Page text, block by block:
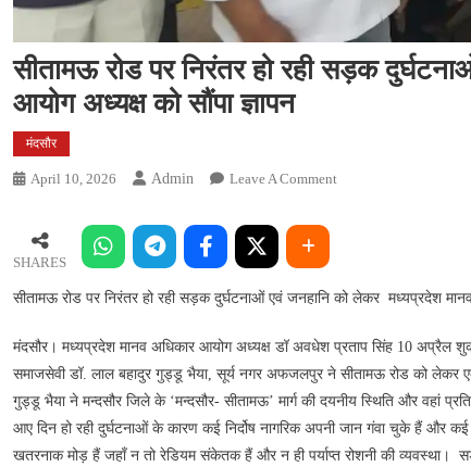
सीतामऊ रोड पर निरंतर हो रही सड़क
आयोग अध्यक्ष को सौंपा ज्ञापन
मंदसौर
April 10, 2026 Admin Leave A CommentOn
हो
सड़क
दुर्घटनाओं
एवं
जनहानि
को
SHARES
सीतामऊ रोड पर निरंतर हो रही सड़क दुर्घटनाओं एवं जनहानि को लेकर मध्यप्रदेश
मंदसौर। मध्यप्रदेश मानव अधिकार आयोग अध्यक्ष डॉ अवधेश प्रताप सिंह 10 अप्रैल
समाजसेवी डॉ. लाल बहादुर गुड्डू भैया, सूर्य नगर अफजलपुर ने सीतामऊ रोड को लेकर
गुड्डू भैया ने मन्दसौर जिले के ‘मन्दसौर- सीतामऊ’ मार्ग की दयनीय स्थिति और वहां
आए दिन हो रही दुर्घटनाओं के कारण कई निर्दोष नागरिक अपनी जान गंवा चुके हैं और
खतरनाक मोड़ हैं जहाँ न तो रेडियम संकेतक हैं और न ही पर्याप्त रोशनी की व्यवस्था।